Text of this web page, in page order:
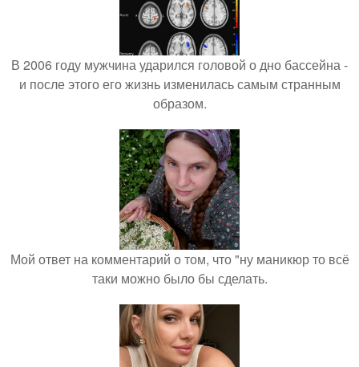
В 2006 году мужчина ударился головой о дно бассейна -
и после этого его жизнь изменилась самым странным
образом.
Мой ответ на комментарий о том, что "ну маникюр то всё
таки можно было бы сделать.